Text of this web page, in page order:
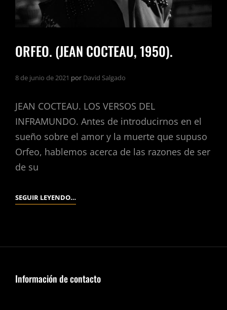
ORFEO. (JEAN COCTEAU, 1950).
8 de junio de 2021 por David Salgado
JEAN COCTEAU. LOS VERSOS DEL
INFRAMUNDO. Antes de introducirnos en el
sueño sobre el amor y la muerte que supuso
Orfeo, hablemos acerca de las razones de ser
de su
SEGUIR LEYENDO…ORFEO.
Información de contacto